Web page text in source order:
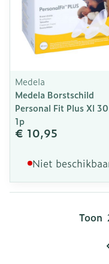
Medela
Medela Borstschild
Personal Fit Plus Xl
1p
€ 10,95
Niet
Toon